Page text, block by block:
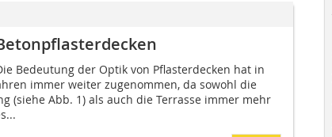
Bedeutung der Optik von Pflasterdecken hat in
immer weiter zugenommen, da sowohl die
(siehe Abb. 1) als auch die Terrasse immer mehr